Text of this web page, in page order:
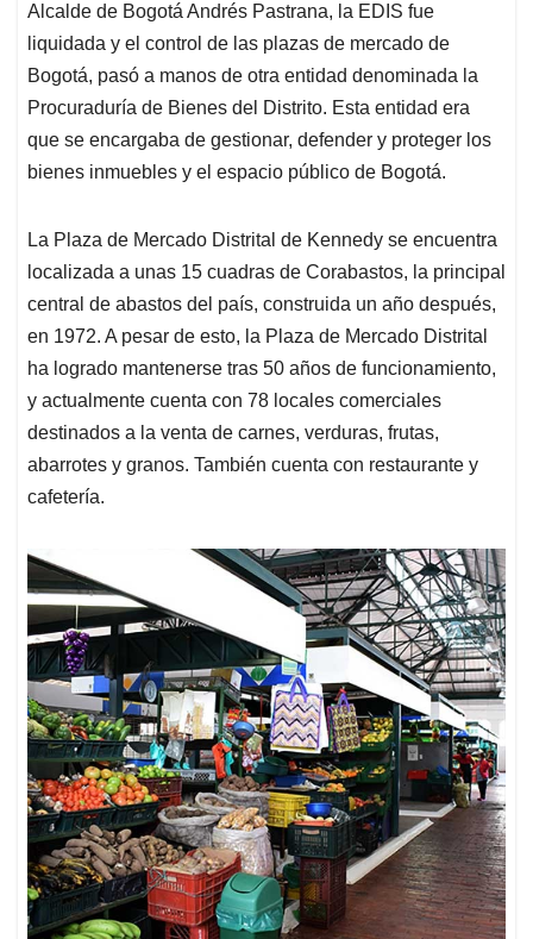
Alcalde de Bogotá Andrés Pastrana, la EDIS fue
liquidada y el control de las plazas de mercado de
Bogotá, pasó a manos de otra entidad denominada la
Procuraduría de Bienes del Distrito. Esta entidad era
que se encargaba de gestionar, defender y proteger los
bienes inmuebles y el espacio público de Bogotá.
La Plaza de Mercado Distrital de Kennedy se encuentra
localizada a unas 15 cuadras de Corabastos, la principal
central de abastos del país, construida un año después,
en 1972. A pesar de esto, la Plaza de Mercado Distrital
ha logrado mantenerse tras 50 años de funcionamiento,
y actualmente cuenta con 78 locales comerciales
destinados a la venta de carnes, verduras, frutas,
abarrotes y granos. También cuenta con restaurante y
cafetería.